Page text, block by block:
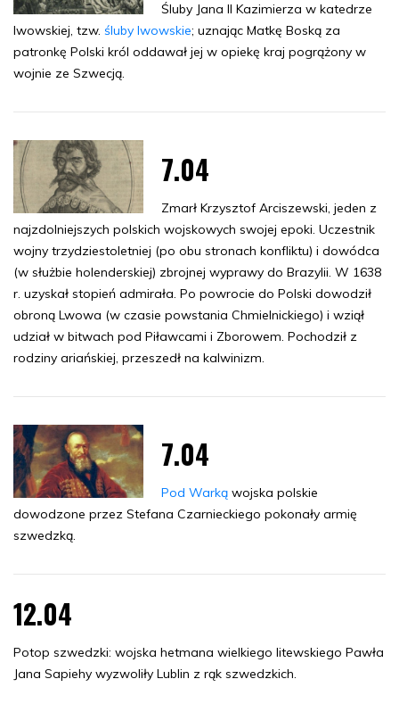
Śluby Jana II Kazimierza w katedrze
lwowskiej, tzw. śluby lwowskie; uznając Matkę Boską za
patronkę Polski król oddawał jej w opiekę kraj pogrążony w
wojnie ze Szwecją.
7.04
Zmarł Krzysztof Arciszewski, jeden z
najzdolniejszych polskich wojskowych swojej epoki. Uczestnik
wojny trzydziestoletniej (po obu stronach konfliktu) i dowódca
(w służbie holenderskiej) zbrojnej wyprawy do Brazylii. W 1638
r. uzyskał stopień admirała. Po powrocie do Polski dowodził
obroną Lwowa (w czasie powstania Chmielnickiego) i wziął
udział w bitwach pod Piławcami i Zborowem. Pochodził z
rodziny ariańskiej, przeszedł na kalwinizm.
7.04
Pod Warką wojska polskie
dowodzone przez Stefana Czarnieckiego pokonały armię
szwedzką.
12.04
Potop szwedzki: wojska hetmana wielkiego litewskiego Pawła
Jana Sapiehy wyzwoliły Lublin z rąk szwedzkich.